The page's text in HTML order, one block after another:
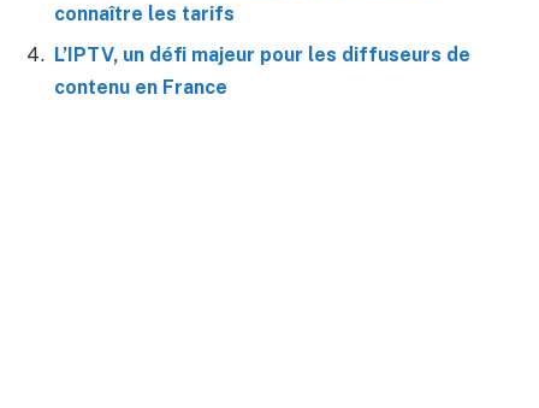
connaître les tarifs
L’IPTV, un défi majeur pour les diffuseurs de
contenu en France